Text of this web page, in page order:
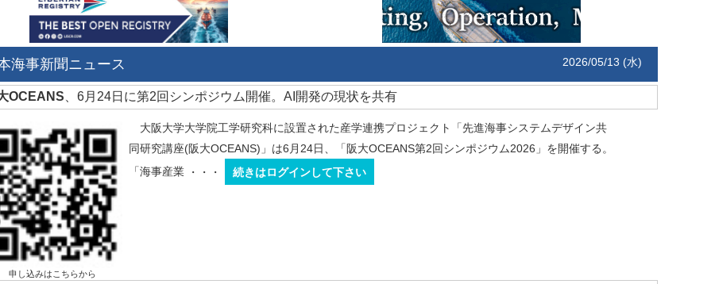
本海事新聞ニュース 2026/05/13 (水)
大OCEANS、6月24日に第2回シンポジウム開催。AI開発の現状を共有
申し込みはこちらから
大阪大学大学院工学研究科に設置された産学連携プロジェクト「先進海事システムデザイン共
同研究講座(阪大OCEANS)」は6月24日、「阪大OCEANS第2回シンポジウム2026」を開催する。
「海事産業
・・・ 続きはログインして下さい